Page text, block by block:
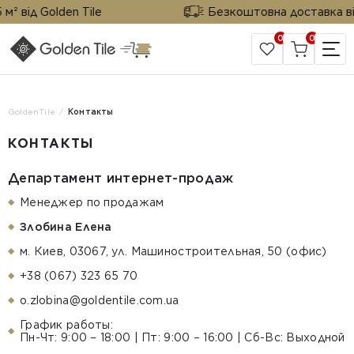
від Golden Tile Безкоштовна доставка
САЙТ КОМПАНИИ
0 0
GoldenTile Контакты
КОНТАКТЫ
Департамент интернет-продаж
Менеджер по продажам
Злобина Елена
м. Киев, 03067, ул. Машиностроительная, 50 (офис)
+38 (067) 323 65 70
o.zlobina@goldentile.com.ua
График работы:
Пн-Чт: 9:00 – 18:00 | Пт: 9:00 – 16:00 | Сб-Вс: Выходной